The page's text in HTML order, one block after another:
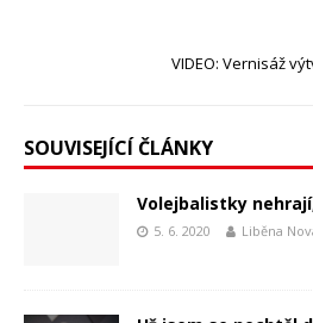
VIDEO: Vernisáž
SOUVISEJÍCÍ ČLÁNKY
Volejbalistky
5. 6. 2020 Liběna